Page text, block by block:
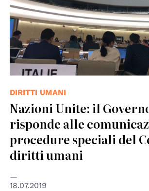
DIRITTI UMANI
Nazioni Unite: il
risponde alle
procedure speciali del
diritti umani
18.07.2019